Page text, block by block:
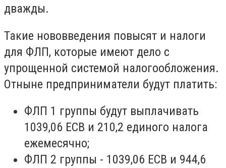
дважды.
Такие нововведения повысят и налоги
для ФЛП, которые имеют дело с
упрощенной системой налогообложения.
Отныне предприниматели будут платить:
ФЛП 1 группы будут выплачивать
1039,06 ЕСВ и 210,2 единого налога
ежемесячно;
ФЛП 2 группы - 1039,06 ЕСВ и 944,6